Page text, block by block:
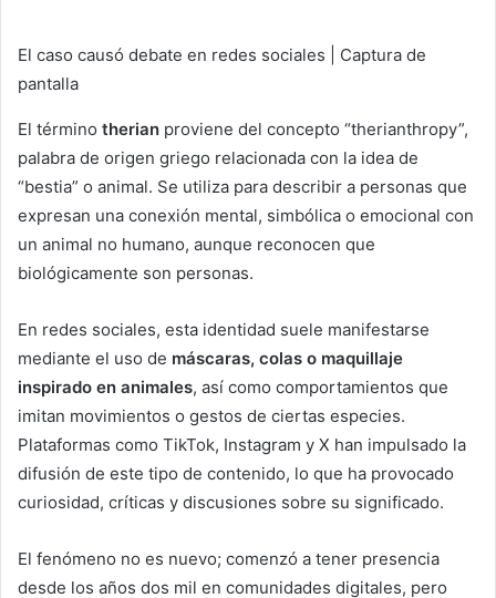
El caso causó debate en redes sociales | Captura de
pantalla
El término therian proviene del concepto “therianthropy”,
palabra de origen griego relacionada con la idea de
“bestia” o animal. Se utiliza para describir a personas que
expresan una conexión mental, simbólica o emocional con
un animal no humano, aunque reconocen que
biológicamente son personas.
En redes sociales, esta identidad suele manifestarse
mediante el uso de máscaras, colas o maquillaje
inspirado en animales, así como comportamientos que
imitan movimientos o gestos de ciertas especies.
Plataformas como TikTok, Instagram y X han impulsado la
difusión de este tipo de contenido, lo que ha provocado
curiosidad, críticas y discusiones sobre su significado.
El fenómeno no es nuevo; comenzó a tener presencia
desde los años dos mil en comunidades digitales, pero